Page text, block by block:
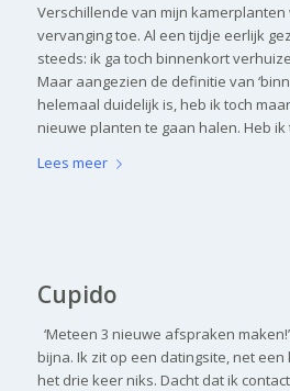
Verschillende van mijn
vervanging toe. Al een tijdje eerlijk
steeds: ik ga toch binnenkort
Maar aangezien de definitie van
helemaal duidelijk is, heb ik toch
nieuwe planten te gaan halen. Heb ik
Lees meer
Cupido
‘Meteen 3 nieuwe afspraken
bijna. Ik zit op een datingsite, net
het drie keer niks. Dacht dat ik